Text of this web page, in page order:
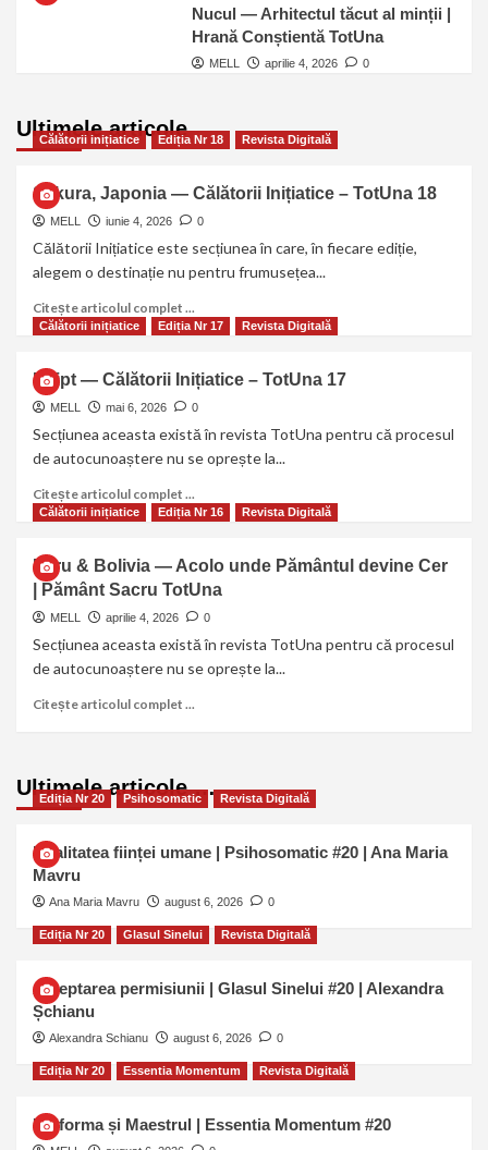
Nucul — Arhitectul tăcut al minții |
Hrană Conștientă TotUna
MELL aprilie 4, 2026 0
Ultimele articole
Călătorii inițiatice Ediția Nr 18 Revista Digitală
Sakura, Japonia — Călătorii Inițiatice – TotUna 18
MELL iunie 4, 2026 0
Călătorii Inițiatice este secțiunea în care, în fiecare ediție,
alegem o destinație nu pentru frumusețea...
Citește articolul complet ...
Călătorii inițiatice Ediția Nr 17 Revista Digitală
Egipt — Călătorii Inițiatice – TotUna 17
MELL mai 6, 2026 0
Secțiunea aceasta există în revista TotUna pentru că procesul
de autocunoaștere nu se oprește la...
Citește articolul complet ...
Călătorii inițiatice Ediția Nr 16 Revista Digitală
Peru & Bolivia — Acolo unde Pământul devine Cer
| Pământ Sacru TotUna
MELL aprilie 4, 2026 0
Secțiunea aceasta există în revista TotUna pentru că procesul
de autocunoaștere nu se oprește la...
Citește articolul complet ...
Ultimele articole …
Ediția Nr 20 Psihosomatic Revista Digitală
Dualitatea ființei umane | Psihosomatic #20 | Ana Maria
Mavru
Ana Maria Mavru august 6, 2026 0
Ediția Nr 20 Glasul Sinelui Revista Digitală
Așteptarea permisiunii | Glasul Sinelui #20 | Alexandra
Șchianu
Alexandra Schianu august 6, 2026 0
Ediția Nr 20 Essentia Momentum Revista Digitală
Uniforma și Maestrul | Essentia Momentum #20